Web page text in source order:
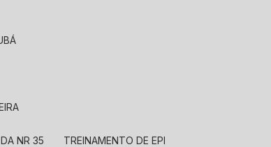
DA NR 35 TREINAMENTO DE EPI